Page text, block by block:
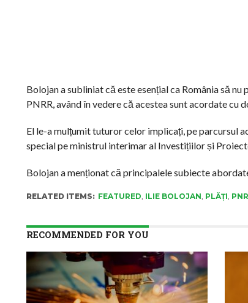
Bolojan a subliniat că este esențial ca România să
PNRR, având în vedere că acestea sunt acordate cu
El le-a mulțumit tuturor celor implicați, pe parcursul
special pe ministrul interimar al Investițiilor și
Bolojan a menționat că principalele subiecte
RELATED ITEMS: FEATURED ILIE BOLOJAN PLĂȚI
RECOMMENDED FOR YOU